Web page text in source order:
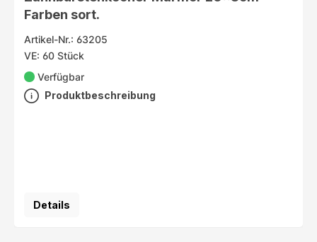
Farben sort.
Artikel-Nr.: 63205
VE: 60 Stück
Verfügbar
Produktbeschreibung
Details